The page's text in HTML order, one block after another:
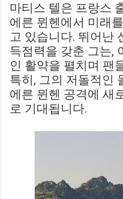
마티스 텔은 프랑스
에른 뮌헨에서 미래
고 있습니다. 뛰어난
득점력을 갖춘 그는,
인 활약을 펼치며 팬
특히, 그의 저돌적인
에른 뮌헨 공격에 새
로 기대됩니다.